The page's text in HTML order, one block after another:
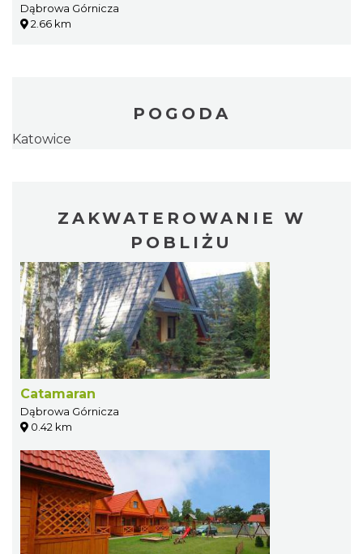
Dąbrowa Górnicza
2.66 km
POGODA
Katowice
ZAKWATEROWANIE W
POBLIŻU
Catamaran
Dąbrowa Górnicza
0.42 km